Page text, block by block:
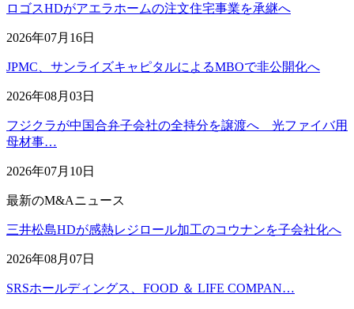
ロゴスHDがアエラホームの注文住宅事業を承継へ
2026年07月16日
JPMC、サンライズキャピタルによるMBOで非公開化へ
2026年08月03日
フジクラが中国合弁子会社の全持分を譲渡へ 光ファイバ用
母材事…
2026年07月10日
最新のM&Aニュース
三井松島HDが感熱レジロール加工のコウナンを子会社化へ
2026年08月07日
SRSホールディングス、FOOD ＆ LIFE COMPAN…